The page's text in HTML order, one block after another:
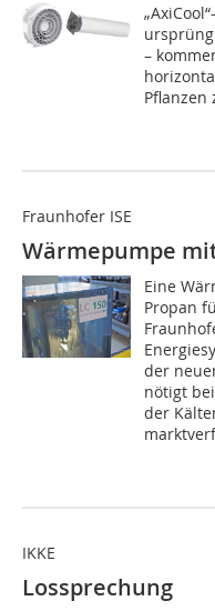
–
Pflanzen
Fraunhofer ISE
Wärmepumpe
Eine
Propan
der
nö­tigt
der
IKKE
Lossprechung